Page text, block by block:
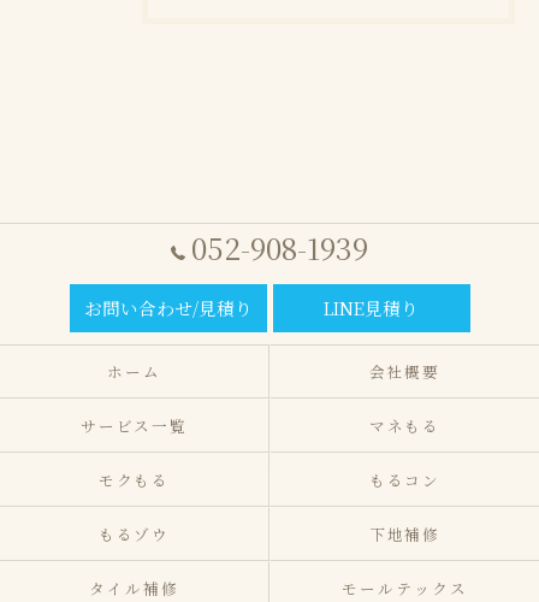
052-908-1939
お問い合わせ/見積り LINE見積り
ホーム 会社概要
サービス一覧 マネもる
モクもる もるコン
もるゾウ 下地補修
タイル補修 モールテックス